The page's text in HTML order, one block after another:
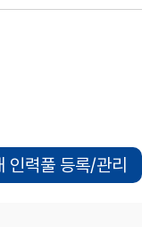
인력풀 등록/관리